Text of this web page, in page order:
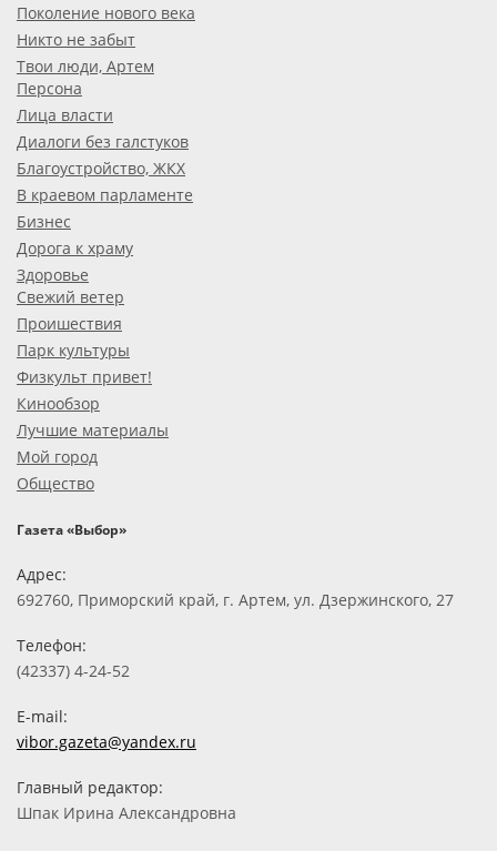
Поколение нового века
Никто не забыт
Твои люди, Артем
Персона
Лица власти
Диалоги без галстуков
Благоустройство, ЖКХ
В краевом парламенте
Бизнес
Дорога к храму
Здоровье
Свежий ветер
Проишествия
Парк культуры
Физкульт привет!
Кинообзор
Лучшие материалы
Мой город
Общество
Газета «Выбор»
Адрес:
692760, Приморский край, г. Артем, ул. Дзержинского, 27
Телефон:
(42337) 4-24-52
E-mail:
vibor.gazeta@yandex.ru
Главный редактор:
Шпак Ирина Александровна